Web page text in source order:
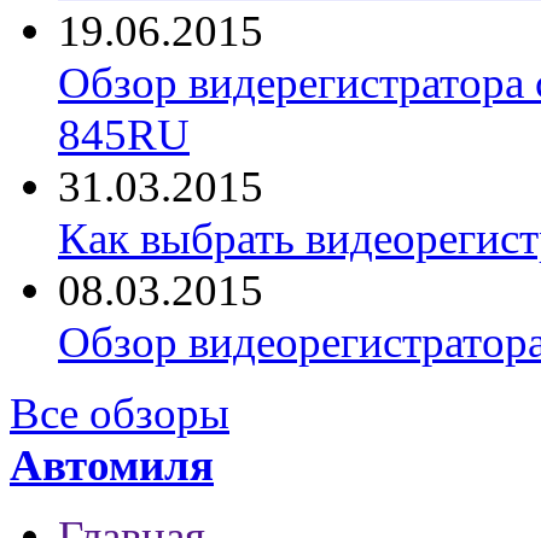
19.06.2015
Обзор
845RU
31.03.2015
Как выбрать
08.03.2015
Обзор
Все обзоры
Автомиля